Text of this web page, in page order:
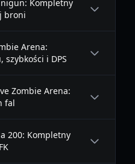
Kompletny
broni
Arena:
i DPS
Zombie Arena:
fal
200: Kompletny